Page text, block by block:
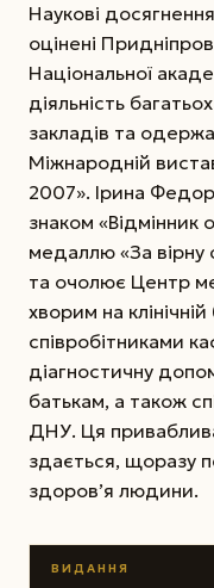
Наукові
оцінені
Національної
діяльність
закладів та
Міжнародній
2007». Ірина
знаком «Відмінник
медаллю «За
та очолює Центр
хворим на
співробітниками
діагностичну
батькам, а також
ДНУ. Ця
здається, щоразу
здоров’я людини.
ВИДАННЯ